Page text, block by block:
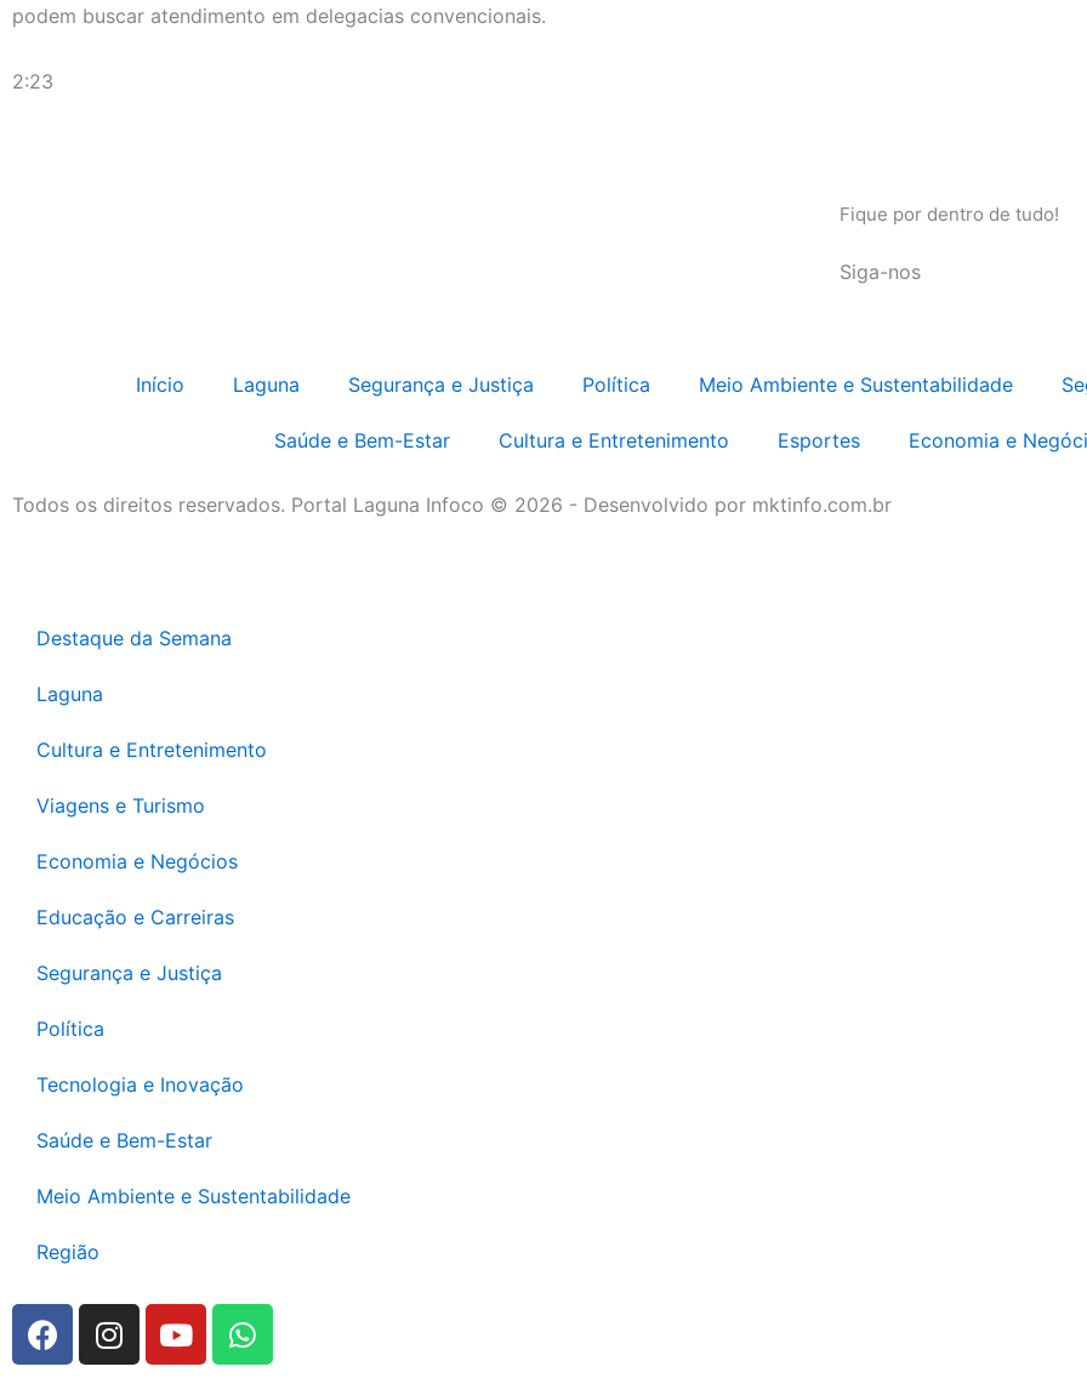
podem buscar atendimento em delegacias convencionais.
2:23
Fique por dentro de tudo!
Siga-nos
Início Laguna Segurança e Justiça Política Meio Ambiente e Sustentabilidade
Saúde e Bem-Estar Cultura e Entretenimento Esportes Economia e
Todos os direitos reservados. Portal Laguna Infoco © 2026 - Desenvolvido por mktinfo.com.br
Destaque da Semana
Laguna
Cultura e Entretenimento
Viagens e Turismo
Economia e Negócios
Educação e Carreiras
Segurança e Justiça
Política
Tecnologia e Inovação
Saúde e Bem-Estar
Meio Ambiente e Sustentabilidade
Região
F
a
I
n
Y
o
W
h